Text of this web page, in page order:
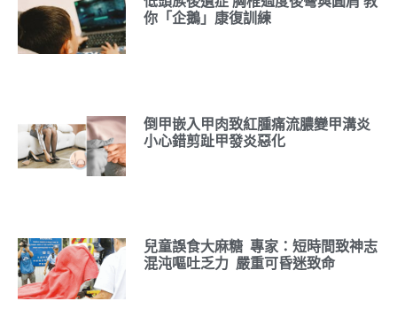
你「企鵝」康復訓練
倒甲嵌入甲肉致紅腫痛流膿變甲溝炎
小心錯剪趾甲發炎惡化
兒童誤食大麻糖 專家：短時間致神志
混沌嘔吐乏力 嚴重可昏迷致命